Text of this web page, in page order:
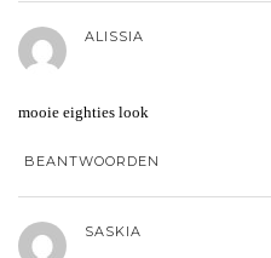
ALISSIA
mooie eighties look
BEANTWOORDEN
SASKIA